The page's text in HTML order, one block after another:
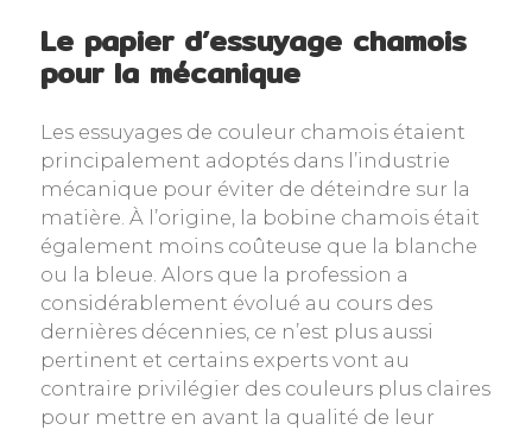
Le papier d’essuyage chamois
pour la mécanique
Les essuyages de couleur chamois étaient
principalement adoptés dans l’industrie
mécanique pour éviter de déteindre sur la
matière. À l’origine, la bobine chamois était
également moins coûteuse que la blanche
ou la bleue. Alors que la profession a
considérablement évolué au cours des
dernières décennies, ce n’est plus aussi
pertinent et certains experts vont au
contraire privilégier des couleurs plus claires
pour mettre en avant la qualité de leur